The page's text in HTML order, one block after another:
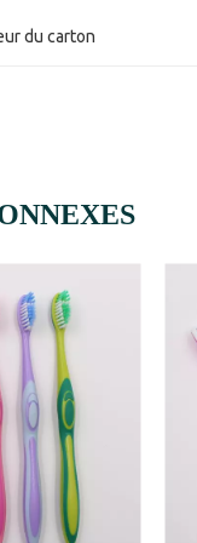
du carton